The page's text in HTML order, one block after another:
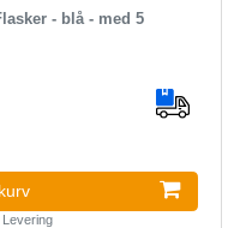
- blå - med 5
Levering